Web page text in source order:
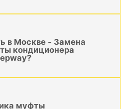
в Москве - Замена
кондиционера
муфты